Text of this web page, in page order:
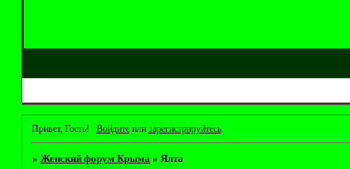
Привет, Гость! Войдитеили зарегистрируйтесь.
» Женский форум Крыма » Ялта